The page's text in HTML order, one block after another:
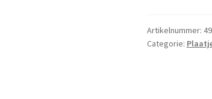
met
Tand
Artikelnummer:
Categorie: